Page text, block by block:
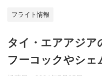
フライト情報
タイ・エアアジア
フーコックやシェ